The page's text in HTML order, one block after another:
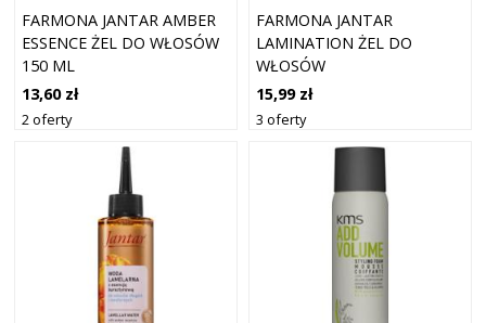
FARMONA JANTAR AMBER
ESSENCE ŻEL DO WŁOSÓW
150 ML
13,60 zł
2 oferty
FARMONA JANTAR
LAMINATION ŻEL DO
WŁOSÓW
NIEPOSŁUSZNYCH I
PUSZĄCYCH SIĘ 150 ML
15,99 zł
3 oferty